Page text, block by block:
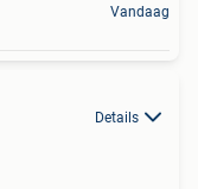
Vandaag
Details